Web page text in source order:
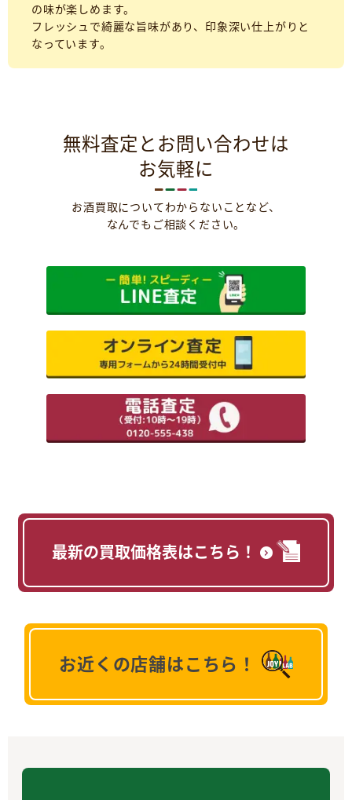
の味が楽しめます。
フレッシュで綺麗な旨味があり、印象深い仕上がりと
なっています。
無料査定とお問い合わせは
お気軽に
お酒買取についてわからないことなど、
なんでもご相談ください。
最新の買取価格表はこちら！
お近くの店舗はこちら！